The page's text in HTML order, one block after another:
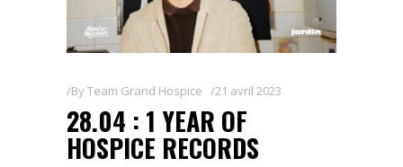
ByTeam Grand Hospice 21 avril 2023
28.04 : 1 YEAR OF
HOSPICE RECORDS